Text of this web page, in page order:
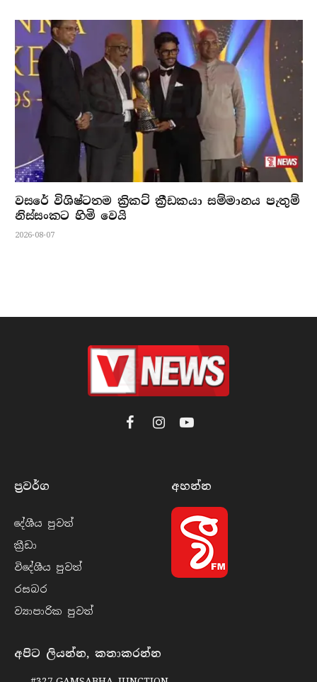
වසරේ විශිෂ්ටතම ක්‍රිකට් ක්‍රීඩකයා සම්මානය පැතුම්
නිස්සංකට හිමි වෙයි
2026-08-07
FacebookInstagramYouTube
ප්‍රවර්​ග
දේශීය පුව​ත්
ක්‍රී​ඩා
විදේශීය පුව​ත්
රසබ​ර
ව්‍යාපාරික පුව​ත්
අහන්​න
අපිට ලියන්න, කතාකරන්න